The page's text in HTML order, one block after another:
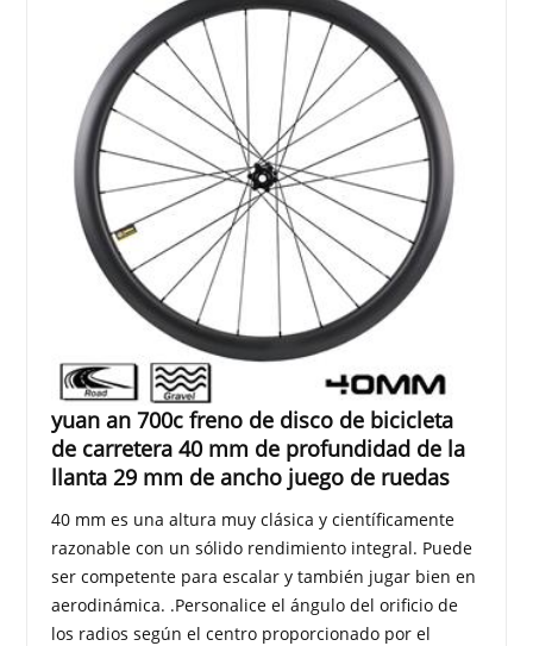
yuan an 700c freno de disco de bicicleta
de carretera 40 mm de profundidad de la
llanta 29 mm de ancho juego de ruedas
40 mm es una altura muy clásica y científicamente
razonable con un sólido rendimiento integral. Puede
ser competente para escalar y también jugar bien en
aerodinámica. .Personalice el ángulo del orificio de
los radios según el centro proporcionado por el